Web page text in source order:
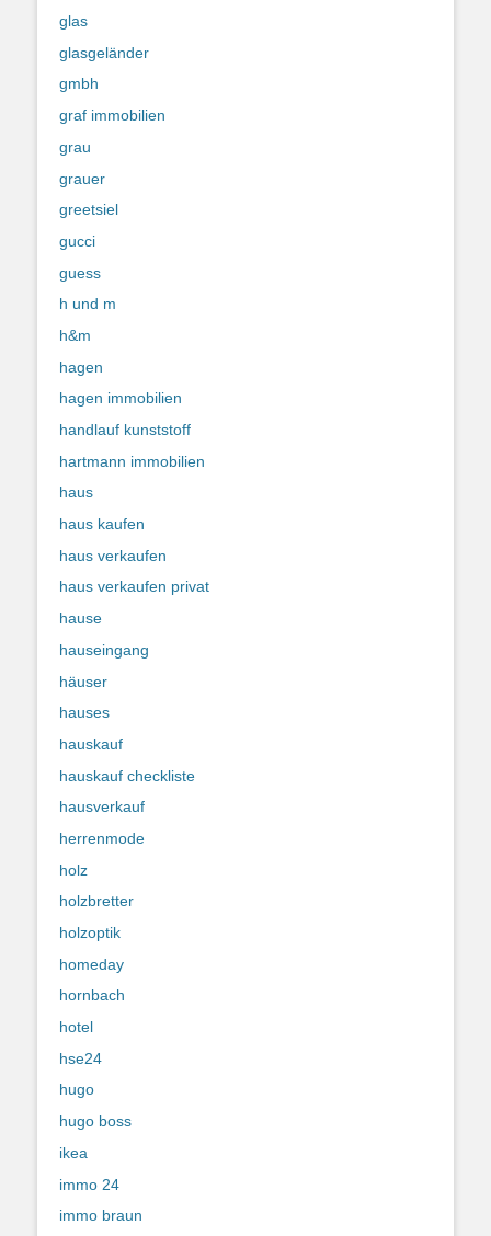
glas
glasgeländer
gmbh
graf immobilien
grau
grauer
greetsiel
gucci
guess
h und m
h&m
hagen
hagen immobilien
handlauf kunststoff
hartmann immobilien
haus
haus kaufen
haus verkaufen
haus verkaufen privat
hause
hauseingang
häuser
hauses
hauskauf
hauskauf checkliste
hausverkauf
herrenmode
holz
holzbretter
holzoptik
homeday
hornbach
hotel
hse24
hugo
hugo boss
ikea
immo 24
immo braun